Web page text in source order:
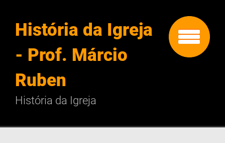
História da Igreja
- Prof. Márcio
Ruben
História da Igreja